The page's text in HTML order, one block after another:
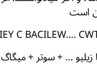
است
C BACILEW….
... + سوتر + میگاگ